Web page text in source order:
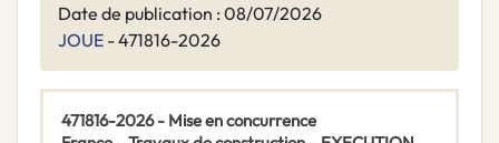
Date de publication : 08/07/2026
JOUE - 471816-2026
471816-2026 - Mise en concurrence